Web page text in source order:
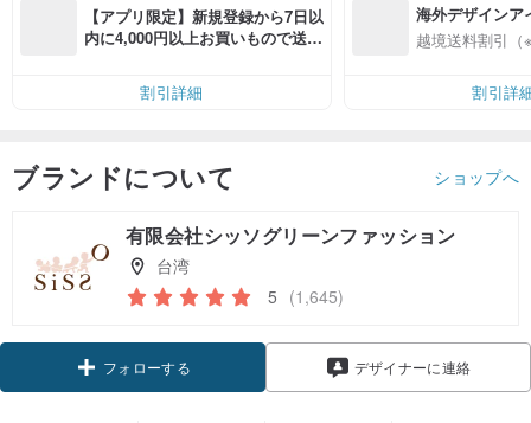
【アプリ限定】新規登録から7日以
内に4,000円以上お買いもので送料
割引詳細
海外デザインア
入
越境送料割引（
割引詳
ブランドについて ショップへ
有限会社シッソグリーンファッション
台湾
5 (1,645)
フォローする デザイナーに連絡